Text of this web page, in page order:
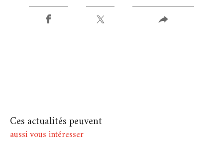
Ces actualités peuvent
aussi vous intéresser